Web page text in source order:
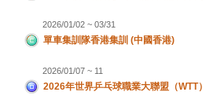
2026/01/02 ~ 03/31
單車集訓隊香港集訓 (中國香港)
2026/01/07 ~ 11
2026年世界乒乓球職業大聯盟（WTT